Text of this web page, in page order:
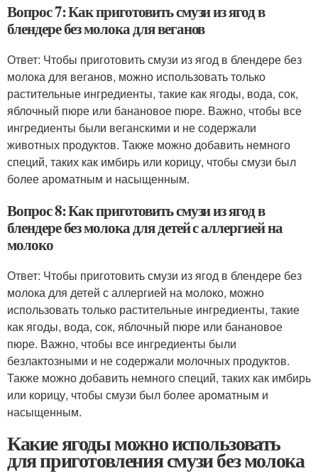
Вопрос 7: Как приготовить смузи из ягод в
блендере без молока для веганов
Ответ: Чтобы приготовить смузи из ягод в блендере без
молока для веганов, можно использовать только
растительные ингредиенты, такие как ягоды, вода, сок,
яблочный пюре или банановое пюре. Важно, чтобы все
ингредиенты были веганскими и не содержали
животных продуктов. Также можно добавить немного
специй, таких как имбирь или корицу, чтобы смузи был
более ароматным и насыщенным.
Вопрос 8: Как приготовить смузи из ягод в
блендере без молока для детей с аллергией на
молоко
Ответ: Чтобы приготовить смузи из ягод в блендере без
молока для детей с аллергией на молоко, можно
использовать только растительные ингредиенты, такие
как ягоды, вода, сок, яблочный пюре или банановое
пюре. Важно, чтобы все ингредиенты были
безлактозными и не содержали молочных продуктов.
Также можно добавить немного специй, таких как имбирь
или корицу, чтобы смузи был более ароматным и
насыщенным.
Какие ягоды можно использовать
для приготовления смузи без молока